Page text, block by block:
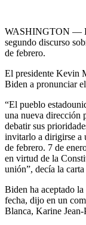
WASHINGTON —
segundo discurso
de febrero.
El presidente Kevin
Biden a pronunciar
“El pueblo
una nueva dirección
debatir sus
invitarlo a dirigirse a
de febrero. 7 de
en virtud de la
unión”, decía la
Biden ha aceptado
fecha, dijo en un
Blanca, Karine Jean-